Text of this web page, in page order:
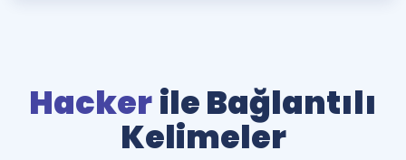
Hackerile Bağlantılı
Kelimeler